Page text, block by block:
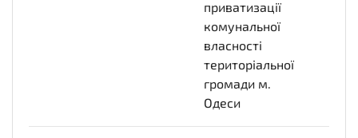
приватизації
комунальної
власності
територіальної
громади м.
Одеси